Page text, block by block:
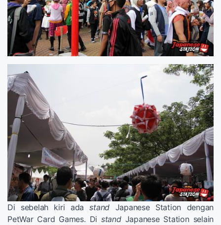
Di sebelah kiri adastand Japanese Station dengan
PetWar Card Games. Di standJapanese Station selain